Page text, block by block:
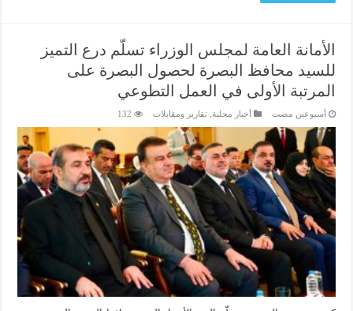
الأمانة العامة لمجلس الوزراء تسلّم درع التميز
للسيد محافظ البصرة لحصول البصرة على
المرتبة الأولى في العمل التطوعي
‏أسبوعين مضت أخبار محلية ,تقارير ومقابلات 132